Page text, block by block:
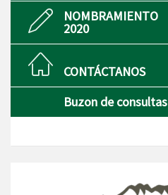
NOMBRAMIENTO
2020
CONTÁCTANOS
Buzon de consultas